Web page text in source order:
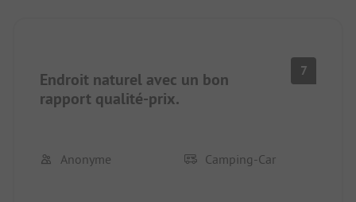
Endroit naturel avec un bon
rapport qualité-prix.
7
Anonyme Camping-Car